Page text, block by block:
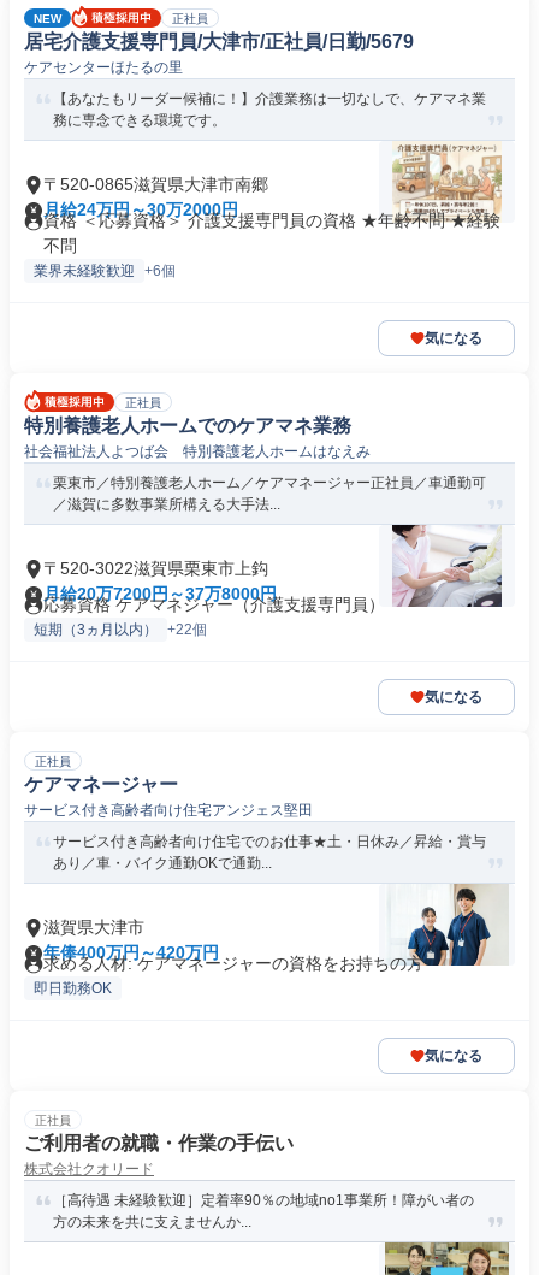
NEW 正社員
居宅介護支援専門員/大津市/正社員/日勤/5679
ケアセンターほたるの里
【あなたもリーダー候補に！】介護業務は一切なしで、ケアマネ業
務に専念できる環境です。
〒520-0865滋賀県大津市南郷
月給24万円～30万2000円
資格 ＜応募資格＞ 介護支援専門員の資格 ★年齢不問 ★経験
不問
業界未経験歓迎 +6個
気になる
正社員
特別養護老人ホームでのケアマネ業務
社会福祉法人よつば会 特別養護老人ホームはなえみ
栗東市／特別養護老人ホーム／ケアマネージャー正社員／車通勤可
／滋賀に多数事業所構える大手法...
〒520-3022滋賀県栗東市上鈎
月給20万7200円～37万8000円
応募資格 ケアマネジャー（介護支援専門員）
短期（3ヵ月以内） +22個
気になる
正社員
ケアマネージャー
サービス付き高齢者向け住宅アンジェス堅田
サービス付き高齢者向け住宅でのお仕事★土・日休み／昇給・賞与
あり／車・バイク通勤OKで通勤...
滋賀県大津市
年俸400万円～420万円
求める人材: ケアマネージャーの資格をお持ちの方
即日勤務OK
気になる
正社員
ご利用者の就職・作業の手伝い
株式会社クオリード
［高待遇 未経験歓迎］定着率90％の地域no1事業所！障がい者の
方の未来を共に支えませんか...